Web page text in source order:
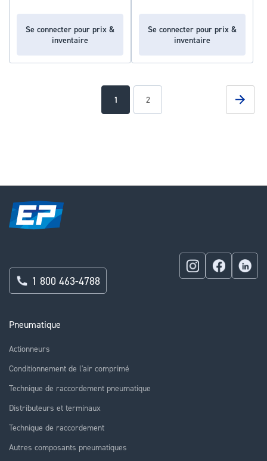
Se connecter pour prix &
inventaire
Se connecter pour prix &
inventaire
You're
1 Page
2 Page
Pneumatique
Actionneurs
Conditionnement de l'air comprimé
Technique de raccordement pneumatique
Distributeurs et terminaux
Technique de raccordement
Autres composants pneumatiques
1 800 463-4788